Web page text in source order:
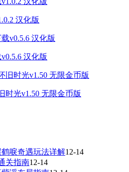
汉化版
汉化版
时光v1.50 无限金币版
唳奇遇玩法详解12-14
关指南12-14